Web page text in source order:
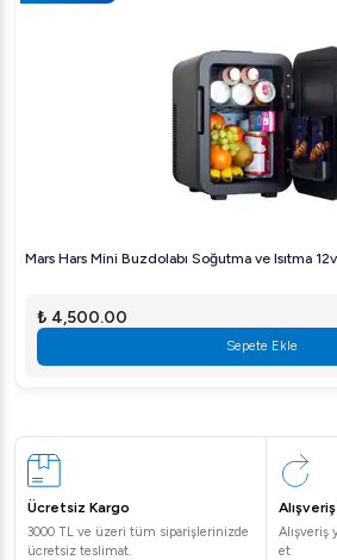
Mars Hars Mini Buzdolabı Soğutma ve Isıtma
₺ 4,500.00
Sepete Ekle
Ücretsiz Kargo
3000 TL ve üzeri tüm siparişlerinizde
ücretsiz teslimat.
Alışveriş
et